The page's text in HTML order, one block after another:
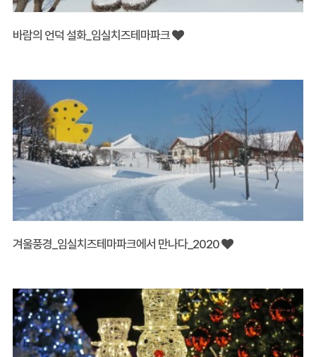
바람의 언덕 설화_임실치즈테마파크
겨울풍경_임실치즈테마파크에서 만나다_2020